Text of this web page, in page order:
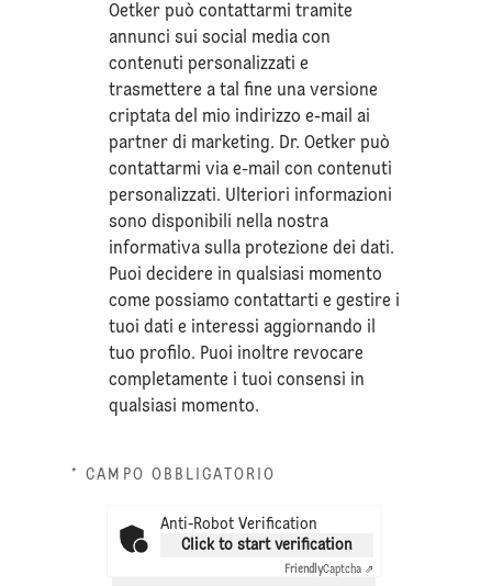
Oetker può contattarmi tramite
annunci sui social media con
contenuti personalizzati e
trasmettere a tal fine una versione
criptata del mio indirizzo e-mail ai
partner di marketing. Dr. Oetker può
contattarmi via e-mail con contenuti
personalizzati. Ulteriori informazioni
sono disponibili nella nostra
informativa sullaprotezione dei dati.
Puoi decidere in qualsiasi momento
come possiamo contattarti e gestire i
tuoi dati e interessi aggiornando il
tuo profilo. Puoi inoltre revocare
completamente i tuoi consensi in
qualsiasi momento.
* CAMPO OBBLIGATORIO
Anti-Robot Verification
Click to start verification
FriendlyCaptcha ⇗